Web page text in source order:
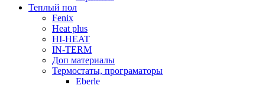
Теплый пол
Fenix
Heat plus
HI-HEAT
IN-TERM
Доп материалы
Термостаты, програматоры
Eberle